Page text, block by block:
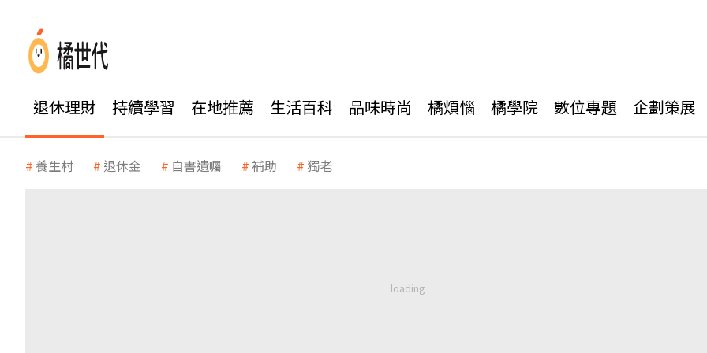
退休理財 持續學習 在地推薦 生活百科 品味時尚 橘煩惱 橘學院 數位專題 企劃策展
養生村 退休金 自書遺囑 補助 獨老